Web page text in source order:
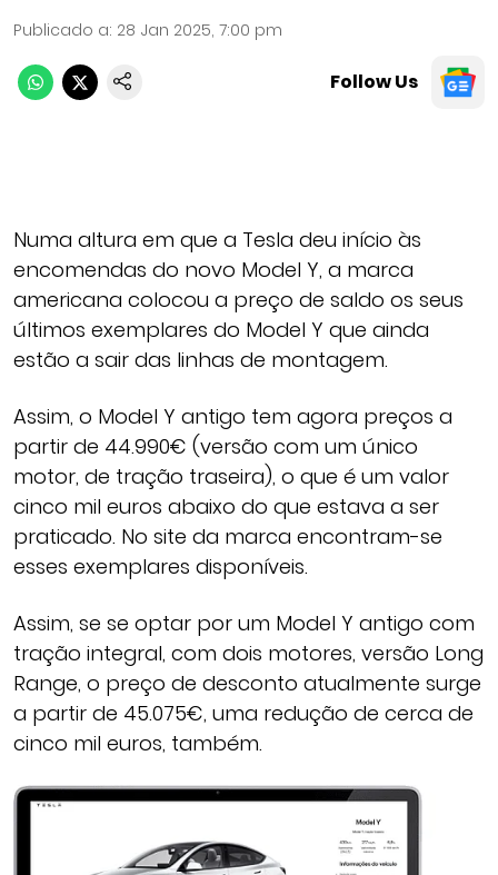
Publicado a: 28 Jan 2025, 7:00 pm
Follow Us
Numa altura em que a Tesla deu início às
encomendas do novo Model Y, a marca
americana colocou a preço de saldo os seus
últimos exemplares do Model Y que ainda
estão a sair das linhas de montagem.
Assim, o Model Y antigo tem agora preços a
partir de 44.990€ (versão com um único
motor, de tração traseira), o que é um valor
cinco mil euros abaixo do que estava a ser
praticado. No site da marca encontram-se
esses exemplares disponíveis.
Assim, se se optar por um Model Y antigo com
tração integral, com dois motores, versão Long
Range, o preço de desconto atualmente surge
a partir de 45.075€, uma redução de cerca de
cinco mil euros, também.